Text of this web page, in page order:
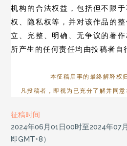
机构的合法权益，包括但不限
权、隐私权等，并对该作品的
立、完整、明确、无争议的著
所产生的任何责任均由投稿者自
本征稿启事的最终解释权
凡投稿者，即视为已充分了解并同意
征稿时间
2024年06月01日00时至2024年07
即GMT+8）